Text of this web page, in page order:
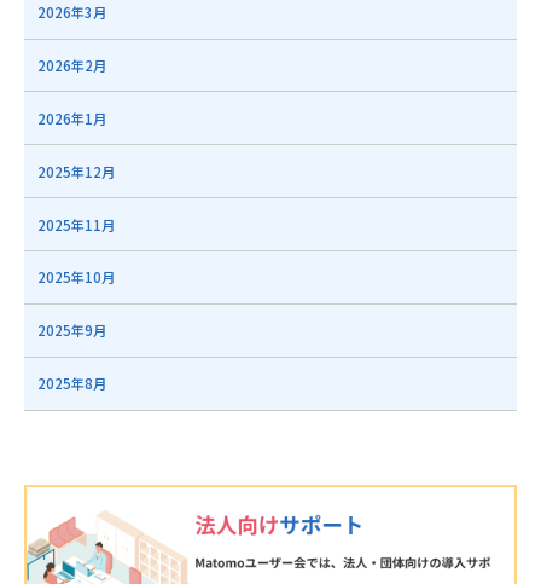
2026年3月
2026年2月
2026年1月
2025年12月
2025年11月
2025年10月
2025年9月
2025年8月